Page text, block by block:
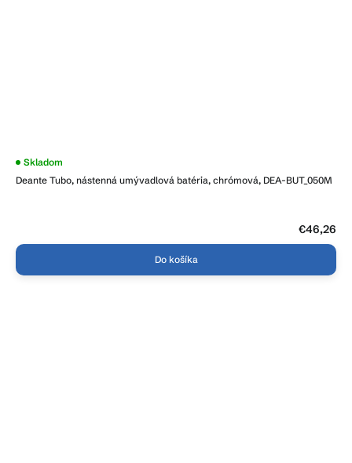
Deante Tubo, nástenná umývadlová batéria, chrómová, DEA-BUT_050M
Skladom
€46,26
Do košíka